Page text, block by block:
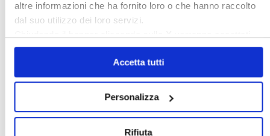
altre informazioni che ha fornito loro o che hanno raccolto
dal suo utilizzo dei loro servizi.
solo i cookie necessari.
Accetta tutti
Personalizza
Rifiuta
Tag
Affitti Affitti Brevi
Assemblea Condominio
Banca Woolwich
Blocco Affitti Brevi
Buon Senso
Cambioabitazione